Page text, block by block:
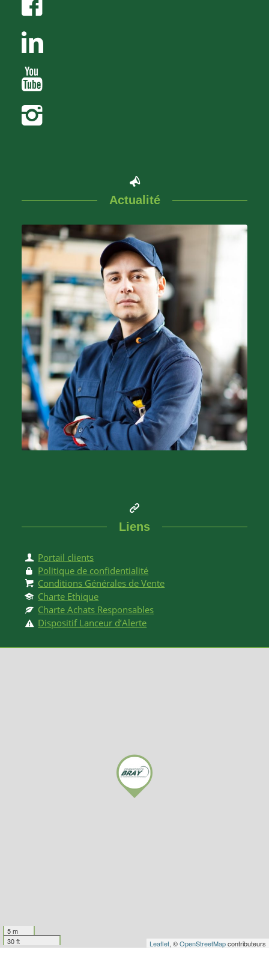
Actualité
Liens
Portail clients
Politique de confidentialité
Conditions Générales de Vente
Charte Ethique
Charte Achats Responsables
Dispositif Lanceur d’Alerte
5 m
30 ft
Leaflet, ©OpenStreetMapcontributeurs